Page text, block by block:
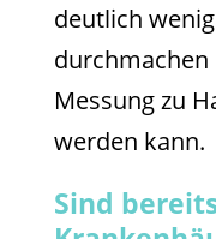
deutlich
Messung zu
werden kann.
Sind